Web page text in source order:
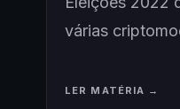
várias
LER MATÉRIA →